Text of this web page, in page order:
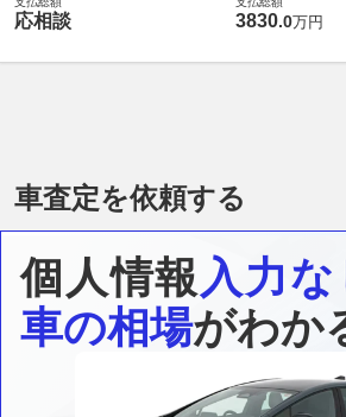
応相談 3830.0万円
車査定を依頼する
個人情報入力な
車の相場がわか